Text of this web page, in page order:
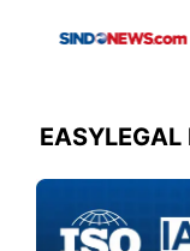
EASYLEGAL